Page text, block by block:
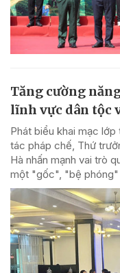
Tăng cường
lĩnh vực dân tộc
Phát biểu khai mạc
tác pháp chế, Thứ
Hà nhấn mạnh vai trò
một "gốc", "bệ phóng"